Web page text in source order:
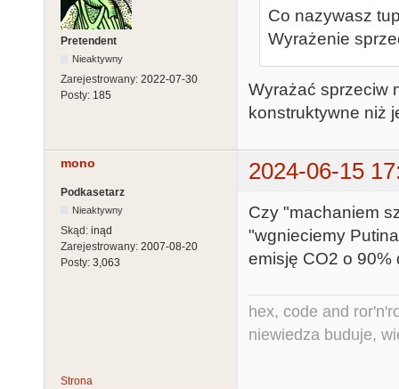
Pretendent
Nieaktywny
Zarejestrowany: 2022-07-30
Posty: 185
Co nazywasz
Wyrażenie
Wyrażać sprzeciw
konstruktywne niż
mono 2024-06-15
Podkasetarz
Nieaktywny
Skąd: inąd
Zarejestrowany: 2007-08-20
Posty: 3,063
Czy "machaniem
"wgnieciemy
emisję CO2 o 90%
hex, code and
niewiedza buduje,
Strona